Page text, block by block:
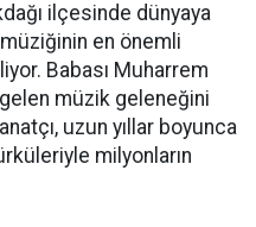
ilçesinde dünyaya
en önemli
Babası Muharrem
müzik geleneğini
uzun yıllar boyunca
milyonların